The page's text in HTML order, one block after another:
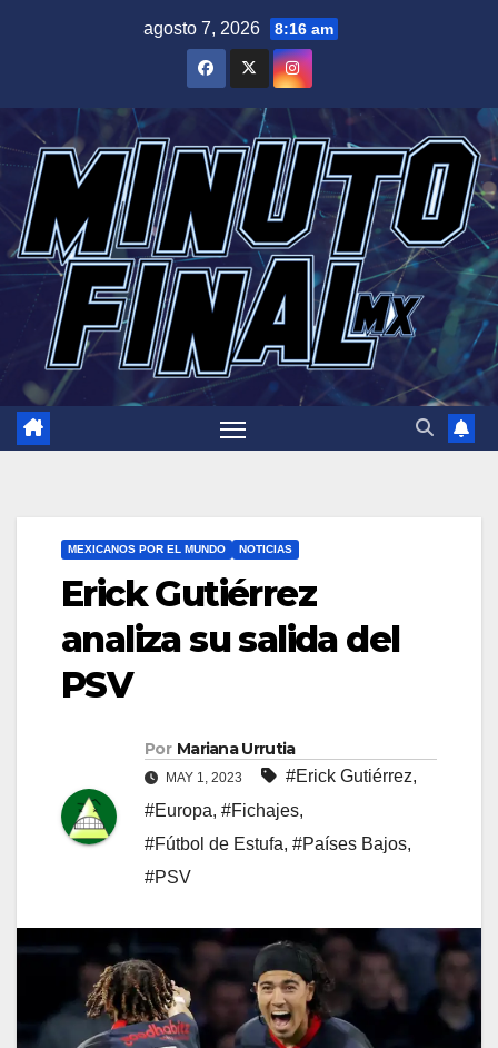
agosto 7, 2026 8:16 am
MEXICANOS POR EL MUNDO NOTICIAS
Erick Gutiérrez
analiza su salida del
PSV
Por Mariana Urrutia
MAY 1, 2023 #Erick Gutiérrez,
#Europa, #Fichajes,
#Fútbol de Estufa, #Países Bajos,
#PSV